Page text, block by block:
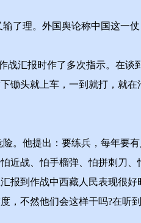
理。外国舆论称中国这一仗
报时作了多次指示。在谈
锄头就上车，一到就打，就
他提出：要练兵，每年要
近战、怕手榴弹、怕拼刺刀
报到作战中西藏人民表现很
，不然他们会这样干吗?在